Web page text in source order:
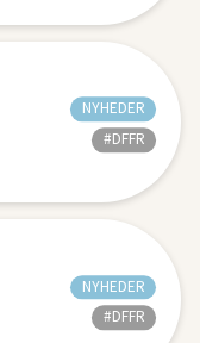
NYHEDER
#DFFR
NYHEDER
#DFFR